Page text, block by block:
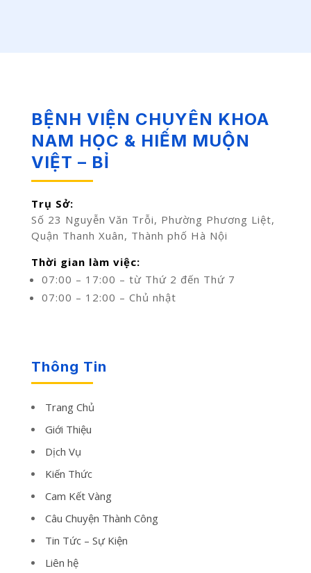
BỆNH VIỆN CHUYÊN KHOA
NAM HỌC & HIẾM MUỘN
VIỆT – BỈ
Trụ Sở:
Số 23 Nguyễn Văn Trỗi, Phường Phương Liệt,
Quận Thanh Xuân, Thành phố Hà Nội
Thời gian làm việc:
07:00 – 17:00 – từ Thứ 2 đến Thứ 7
07:00 – 12:00 – Chủ nhật
Thông Tin
Trang Chủ
Giới Thiệu
Dịch Vụ
Kiến Thức
Cam Kết Vàng
Câu Chuyện Thành Công
Tin Tức – Sự Kiện
Liên hệ